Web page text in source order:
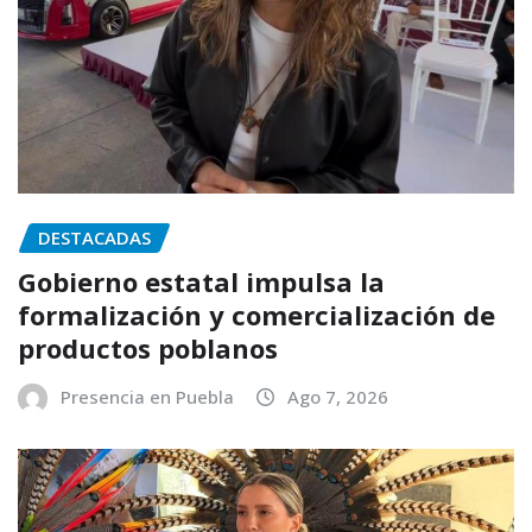
DESTACADAS
Gobierno estatal impulsa la
formalización y comercialización de
productos poblanos
Presencia en Puebla Ago 7, 2026